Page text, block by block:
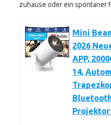
zuhause oder ein spontaner
Mini
2026
APP,
14,